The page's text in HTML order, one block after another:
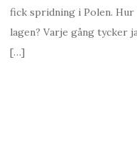
fick spridning i Polen. Hur
lagen? Varje gång tycker
[…]